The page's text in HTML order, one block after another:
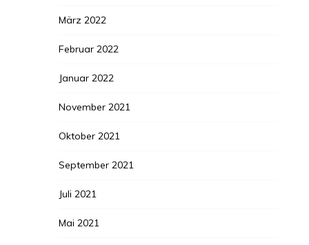
März 2022
Februar 2022
Januar 2022
November 2021
Oktober 2021
September 2021
Juli 2021
Mai 2021